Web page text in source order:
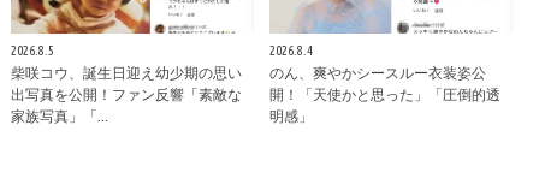
2026.8.5
柴咲コウ、誕生日迎え幼少期の思い
出写真を公開！ファン反響「素敵な
家族写真」「…
2026.8.4
のん、爽やかシースルー衣装姿公
開！「天使かと思った」「圧倒的透
明感」